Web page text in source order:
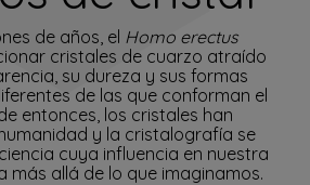
de años, el Homo erectus
cristales de cuarzo atraído
su dureza y sus formas
de las que conforman el
entonces, los cristales han
y la cristalografía se
cuya influencia en nuestra
más allá de lo que imaginamos.